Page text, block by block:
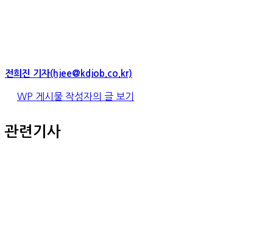
전희진 기자(hjee@kdjob.co.kr)
WP 게시물 작성자의 글 보기
관련기사